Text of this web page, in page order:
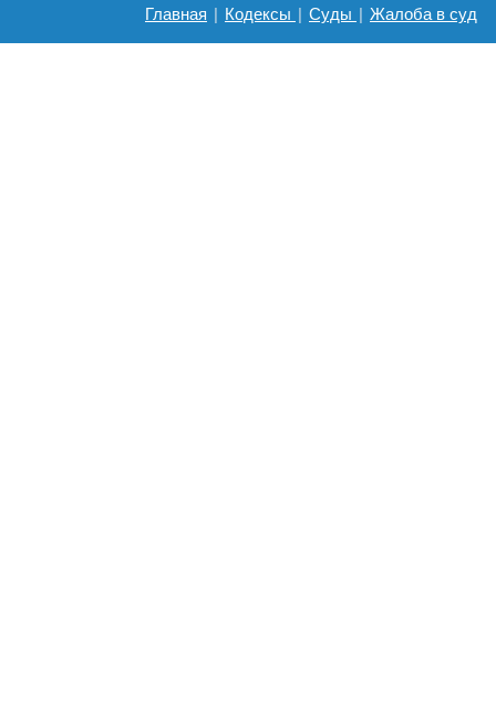
Главная | Кодексы | Суды | Жалоба в суд